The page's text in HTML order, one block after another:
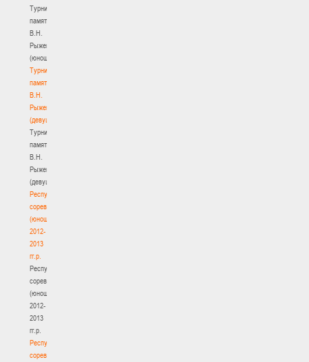
Турнир
памяти
В.Н.
Рыженкова
(юноши)
Турнир
памяти
В.Н.
Рыженкова
(девушки)
Турнир
памяти
В.Н.
Рыженкова
(девушки)
Республиканские
соревнования
(юноши)
2012-
2013
гг.р.
Республиканские
соревнования
(юноши)
2012-
2013
гг.р.
Республиканские
соревнования